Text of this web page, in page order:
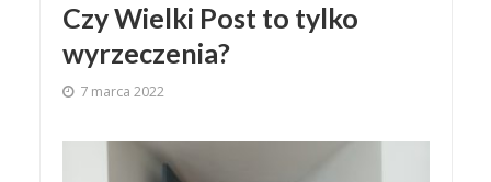
Czy Wielki Post to tylko
wyrzeczenia?
7 marca 2022